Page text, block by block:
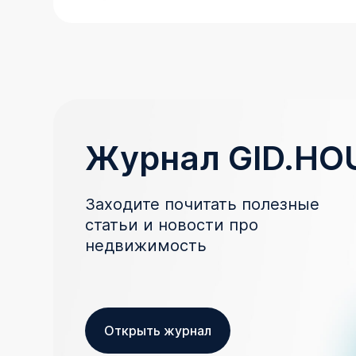
Журнал
Заходите почитать полезные
статьи и новости про
недвижимость
Открыть журнал